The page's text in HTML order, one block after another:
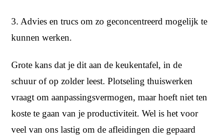
3. Advies en trucs om zo geconcentreerd mogelijk te
kunnen werken.
Grote kans dat je dit aan de keukentafel, in de
schuur of op zolder leest. Plotseling thuiswerken
vraagt om aanpassingsvermogen, maar hoeft niet ten
koste te gaan van je productiviteit. Wel is het voor
veel van ons lastig om de afleidingen die gepaard